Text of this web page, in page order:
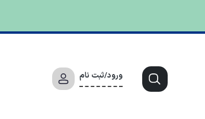
ورود/ثبت نام